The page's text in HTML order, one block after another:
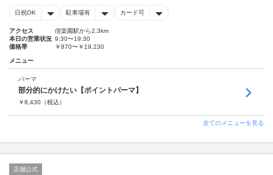
日祝OK 駐車場有 カード可
アクセス
偕楽園駅から2.3km
本日の営業状況 9:30〜19:30
価格帯
￥870〜￥19,230
メニュー
パーマ
部分的にかけたい【ポイントパーマ】
￥8,430 （税込）
全てのメニューを見る
店舗公式